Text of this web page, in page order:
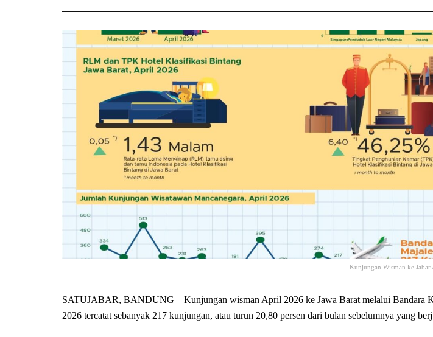
Kunjungan Wisman ke
SATUJABAR, BANDUNG – Kunjungan wisman April 2026 ke Jawa Barat melalui Bandara
2026 tercatat sebanyak 217 kunjungan, atau turun 20,80 persen dari bulan sebelumnya yang